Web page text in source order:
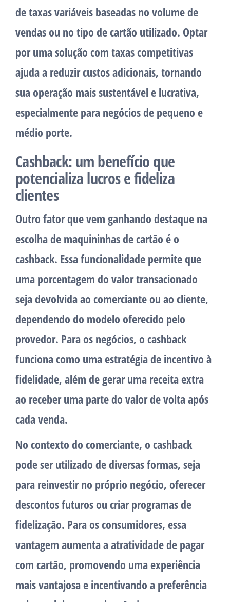
de taxas variáveis baseadas no volume de
vendas ou no tipo de cartão utilizado. Optar
por uma solução com taxas competitivas
ajuda a reduzir custos adicionais, tornando
sua operação mais sustentável e lucrativa,
especialmente para negócios de pequeno e
médio porte.
Cashback: um benefício que
potencializa lucros e fideliza
clientes
Outro fator que vem ganhando destaque na
escolha de maquininhas de cartão é o
cashback. Essa funcionalidade permite que
uma porcentagem do valor transacionado
seja devolvida ao comerciante ou ao cliente,
dependendo do modelo oferecido pelo
provedor. Para os negócios, o cashback
funciona como uma estratégia de incentivo à
fidelidade, além de gerar uma receita extra
ao receber uma parte do valor de volta após
cada venda.
No contexto do comerciante, o cashback
pode ser utilizado de diversas formas, seja
para reinvestir no próprio negócio, oferecer
descontos futuros ou criar programas de
fidelização. Para os consumidores, essa
vantagem aumenta a atratividade de pagar
com cartão, promovendo uma experiência
mais vantajosa e incentivando a preferência